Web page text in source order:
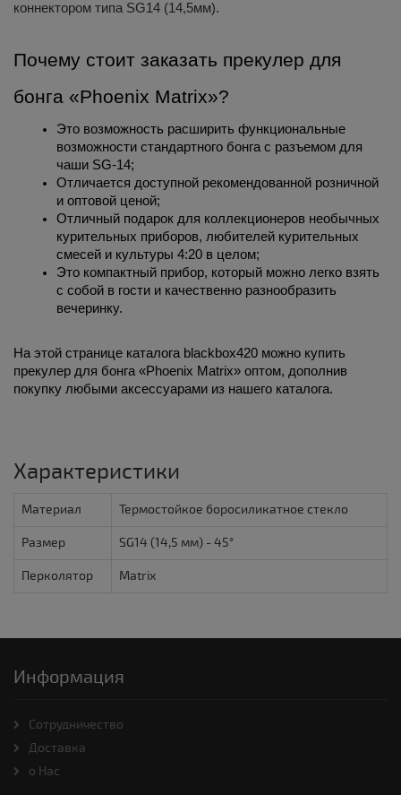
коннектором типа SG14 (14,5мм).
Почему стоит заказать прекулер для
бонга «Phoenix Matrix»?
Это возможность расширить функциональные
возможности стандартного бонга с разъемом для
чаши SG-14;
Отличается доступной рекомендованной розничной
и оптовой ценой;
Отличный подарок для коллекционеров необычных
курительных приборов, любителей курительных
смесей и культуры 4:20 в целом;
Это компактный прибор, который можно легко взять
с собой в гости и качественно разнообразить
вечеринку.
На этой странице каталога blackbox420 можно купить
прекулер для бонга «Phoenix Matrix» оптом, дополнив
покупку любыми аксессуарами из нашего каталога.
Характеристики
Материал Термостойкое боросиликатное стекло
Размер SG14 (14,5 мм) - 45°
Перколятор Matrix
Информация
Cотрудничество
Доставка
о Нас